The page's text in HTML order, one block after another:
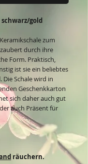
gold
zum
durch ihre
Form. Praktisch,
ist sie ein beliebtes
Die Schale wird in
Geschenkkarton
sich daher auch gut
auch Präsent für
räuchern.